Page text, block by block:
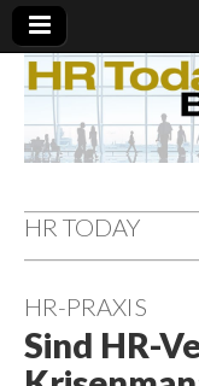
HR TODAY
HR-PRAXIS
Sind HR-